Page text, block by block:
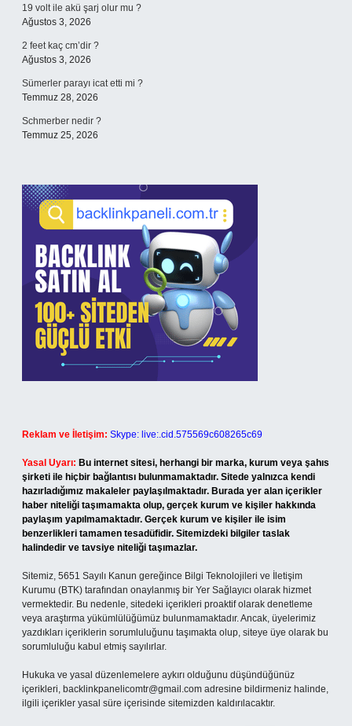
19 volt ile akü şarj olur mu ?
Ağustos 3, 2026
2 feet kaç cm’dir ?
Ağustos 3, 2026
Sümerler parayı icat etti mi ?
Temmuz 28, 2026
Schmerber nedir ?
Temmuz 25, 2026
Reklam ve İletişim: Skype: live:.cid.575569c608265c69
Yasal Uyarı: Bu internet sitesi, herhangi bir marka, kurum veya şahıs
şirketi ile hiçbir bağlantısı bulunmamaktadır. Sitede yalnızca kendi
hazırladığımız makaleler paylaşılmaktadır. Burada yer alan içerikler
haber niteliği taşımamakta olup, gerçek kurum ve kişiler hakkında
paylaşım yapılmamaktadır. Gerçek kurum ve kişiler ile isim
benzerlikleri tamamen tesadüfidir. Sitemizdeki bilgiler taslak
halindedir ve tavsiye niteliği taşımazlar.
Sitemiz, 5651 Sayılı Kanun gereğince Bilgi Teknolojileri ve İletişim
Kurumu (BTK) tarafından onaylanmış bir Yer Sağlayıcı olarak hizmet
vermektedir. Bu nedenle, sitedeki içerikleri proaktif olarak denetleme
veya araştırma yükümlülüğümüz bulunmamaktadır. Ancak, üyelerimiz
yazdıkları içeriklerin sorumluluğunu taşımakta olup, siteye üye olarak bu
sorumluluğu kabul etmiş sayılırlar.
Hukuka ve yasal düzenlemelere aykırı olduğunu düşündüğünüz
içerikleri, backlinkpanelicomtr@gmail.com adresine bildirmeniz halinde,
ilgili içerikler yasal süre içerisinde sitemizden kaldırılacaktır.